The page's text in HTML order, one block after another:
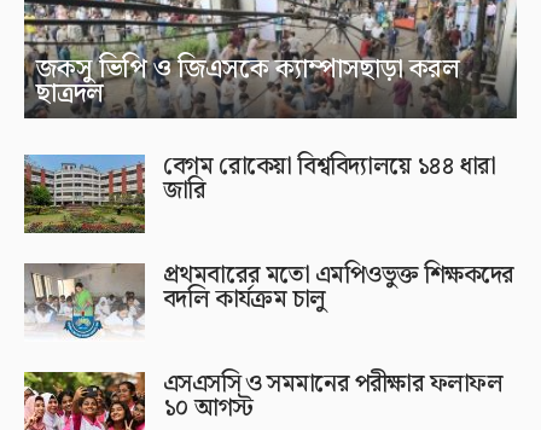
জকসু ভিপি ও জিএসকে ক্যাম্পাসছাড়া করল
ছাত্রদল
বেগম রোকেয়া বিশ্ববিদ্যালয়ে ১৪৪ ধারা
জারি
প্রথমবারের মতো এমপিওভুক্ত শিক্ষকদের
বদলি কার্যক্রম চালু
এসএসসি ও সমমানের পরীক্ষার ফলাফল
১০ আগস্ট